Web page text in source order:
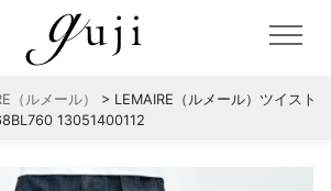
（ルメール）
> LEMAIRE（ルメール）ツイスト
13051400112